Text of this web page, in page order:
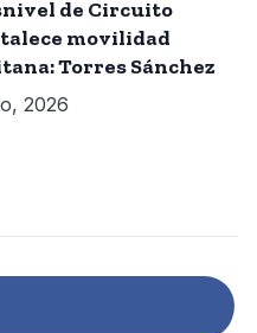
de Circuito
movilidad
Torres Sánchez
2026